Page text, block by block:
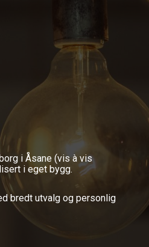
i Åsane (vis à vis
i eget bygg.
bredt utvalg og personlig